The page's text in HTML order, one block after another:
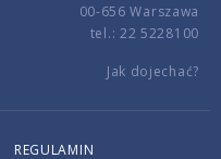
00-656 Warszawa
tel.: 22 5228100
Jak dojechać?
REGULAMIN